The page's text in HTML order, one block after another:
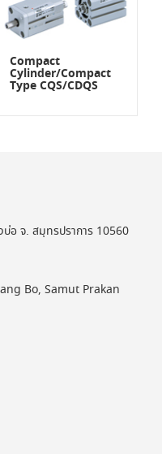
Compact
Cylinder/Compact
Type CQS/CDQS
อ จ. สมุทรปราการ 10560
Bo, Samut Prakan